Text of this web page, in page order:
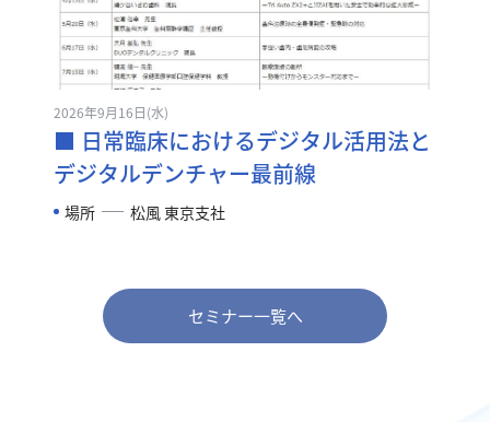
2026年9月16日(水)
■ 日常臨床におけるデジタル活用法と
デジタルデンチャー最前線
場所 松風 東京支社
セミナー一覧へ